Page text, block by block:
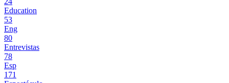
Education
53
Eng
80
Entrevistas
78
Esp
171